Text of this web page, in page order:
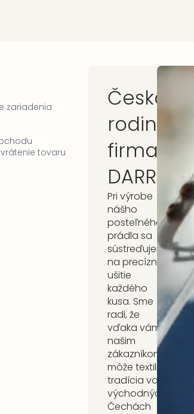
zariadenia
tovaru
Česká
rodinná
firma
DARRÉ
Pri výrobe
nášho
posteľného
prádla sa
sústreďujeme
na precízne
ušitie
každého
kusa. Sme
radi, že
vďaka vám,
našim
zákazníkom,
môže textilná
tradícia vo
východných
Čechách